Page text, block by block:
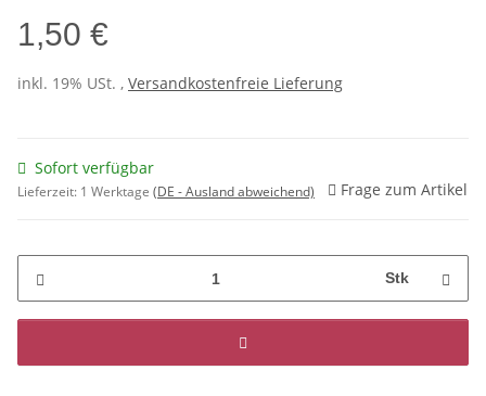
1,50 €
inkl. 19% USt. , Versandkostenfreie Lieferung
Sofort verfügbar
Lieferzeit: 1 Werktage (DE - Ausland abweichend) Frage zum Artikel
Stk